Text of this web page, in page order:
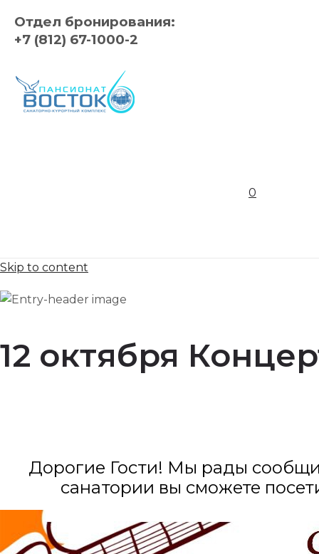
Отдел бронирования:
+7 (812) 67-1000-2
0
Skip to content
12 октября
Дорогие Гости! Мы рады
санатории вы сможете